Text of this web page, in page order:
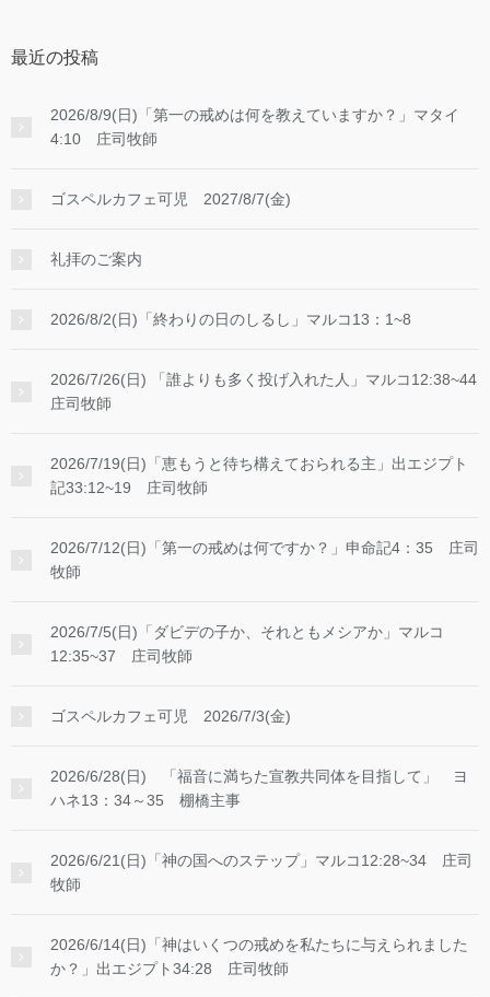
最近の投稿
2026/8/9(日)「第一の戒めは何を教えていますか？」マタイ
4:10 庄司牧師
ゴスペルカフェ可児 2027/8/7(金)
礼拝のご案内
2026/8/2(日)「終わりの日のしるし」マルコ13：1~8
2026/7/26(日) 「誰よりも多く投げ入れた人」マルコ12:38~44
庄司牧師
2026/7/19(日)「恵もうと待ち構えておられる主」出エジプト
記33:12~19 庄司牧師
2026/7/12(日)「第一の戒めは何ですか？」申命記4：35 庄司
牧師
2026/7/5(日)「ダビデの子か、それともメシアか」マルコ
12:35~37 庄司牧師
ゴスペルカフェ可児 2026/7/3(金)
2026/6/28(日) 「福音に満ちた宣教共同体を目指して」 ヨ
ハネ13：34～35 棚橋主事
2026/6/21(日)「神の国へのステップ」マルコ12:28~34 庄司
牧師
2026/6/14(日)「神はいくつの戒めを私たちに与えられました
か？」出エジプト34:28 庄司牧師